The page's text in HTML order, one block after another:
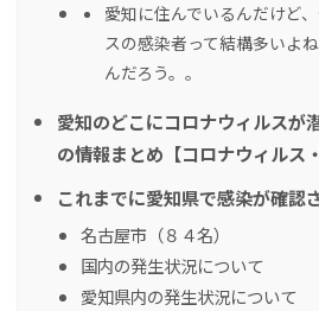
愛知に住んでいるんだけど
スの感染者って結構多いよ
んだろう。。
愛知のどこにコロナウィルスが
の情報まとめ【コロナウィルス
これまでに愛知県で感染が確認
名古屋市（８４名）
国内の発生状況について
愛知県内の発生状況について